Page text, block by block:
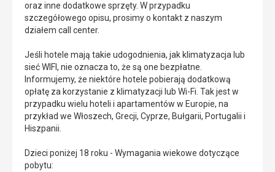
oraz inne dodatkowe sprzęty. W przypadku
szczegółowego opisu, prosimy o kontakt z naszym
działem call center.
Jeśli hotele mają takie udogodnienia, jak klimatyzacja lub
sieć WIFI, nie oznacza to, że są one bezpłatne.
Informujemy, że niektóre hotele pobierają dodatkową
opłatę za korzystanie z klimatyzacji lub Wi-Fi. Tak jest w
przypadku wielu hoteli i apartamentów w Europie, na
przykład we Włoszech, Grecji, Cyprze, Bułgarii, Portugalii i
Hiszpanii.
Dzieci poniżej 18 roku - Wymagania wiekowe dotyczące
pobytu: